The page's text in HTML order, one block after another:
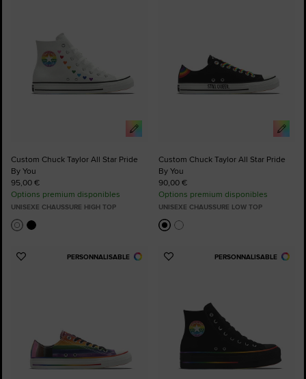
Custom Chuck Taylor All Star Pride
By You
95,00 €
Options premium disponibles
UNISEXE CHAUSSURE HIGH TOP
Custom Chuck Taylor All Star Pride
By You
90,00 €
Options premium disponibles
UNISEXE CHAUSSURE LOW TOP
PERSONNALISABLE
Ajouter
PERSONNALISABLE
Ajouter